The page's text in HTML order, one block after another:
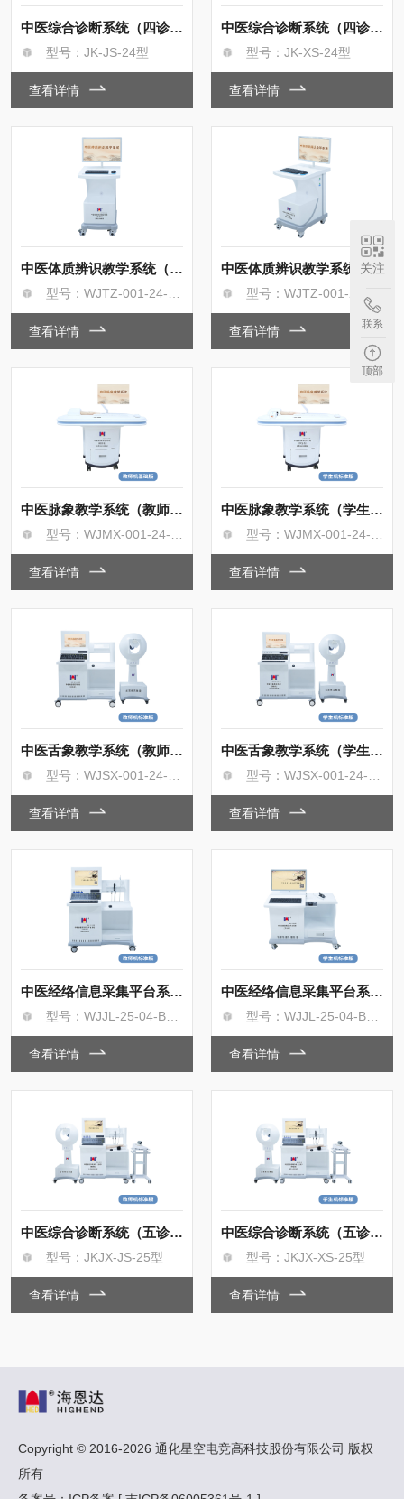
中医综合诊断系统（四诊）教师机
型号：JK-JS-24型
查看详情
中医综合诊断系统（四诊）学生机
型号：JK-XS-24型
查看详情
中医体质辨识教学系统（教师机）
型号：WJTZ-001-24-9-A型
查看详情
中医体质辨识教学系统（学生机）
型号：WJTZ-001-24-9-A型
查看详情
中医脉象教学系统（教师机）
型号：WJMX-001-24-9-B型/A型
查看详情
中医脉象教学系统（学生机）
型号：WJMX-001-24-9-B型/A型
查看详情
中医舌象教学系统（教师机）
型号：WJSX-001-24-9-B型/A型
查看详情
中医舌象教学系统（学生机）
型号：WJSX-001-24-9-B型/A型
查看详情
中医经络信息采集平台系统（教师机）
型号：WJJL-25-04-B型/A型
查看详情
中医经络信息采集平台系统（学生机）
型号：WJJL-25-04-B型/A型
查看详情
中医综合诊断系统（五诊）教师机
型号：JKJX-JS-25型
查看详情
中医综合诊断系统（五诊）学生机
型号：JKJX-XS-25型
查看详情
Copyright © 2016-2026 通化星空电竞高科技股份有限公司 版权
所有
关注
联系
顶部